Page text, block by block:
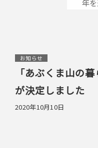
お知らせ
「あぶくま山の
が決定しました
2020年10月10日